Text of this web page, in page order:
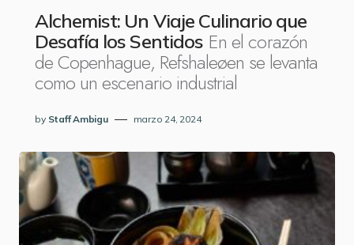
Alchemist: Un Viaje Culinario que
Desafía los Sentidos En el corazón
de Copenhague, Refshaleøen se levanta
como un escenario industrial
by Staff Ambigu marzo 24, 2024